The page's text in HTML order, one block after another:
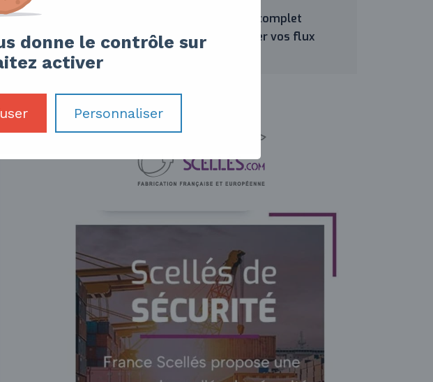
donne le contrôle sur
activer
Personnaliser
Scellé câble : le guide complet
pour sécuriser et tracer vos flux